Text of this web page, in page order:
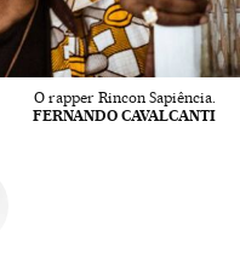
O rapper Rincon Sapiência.
FERNANDO CAVALCANTI